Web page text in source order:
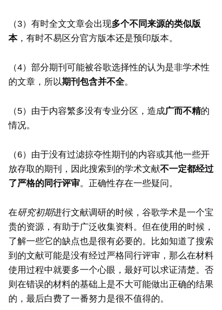
（3）有时全文文章会出现多个不同来源的类似版
本，有时不易区分官方版本还是预印版本。
（4）部分期刊可能被谷歌选择性的认为是非学术性
的文章，所以期刊包含并不全。
（5）由于内容繁多没有专业分区，造成广而不精的
情况。
（6）由于没有过滤掠夺性期刊的内容或其他一些开
放存取的期刊，因此搜索到的学术文献不一定都经过
了严格的同行评审。正确性存在一些疑问。
在研究初期进行文献调研的时候，谷歌学术是一个宝
贵的资源，有助于广泛收集资料。但在使用的时候，
了解一些它的缺点也是很有必要的。比如知道了搜索
到的文献可能是没有经过严格同行评审，那么在材料
使用过程中就要多一个心眼，最好可以求证清楚。否
则在错误的材料的基础上是不大可能做出正确的结果
的，最后白费了一番努力是很不值得的。